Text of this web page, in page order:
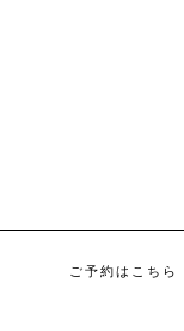
ご予約はこちら